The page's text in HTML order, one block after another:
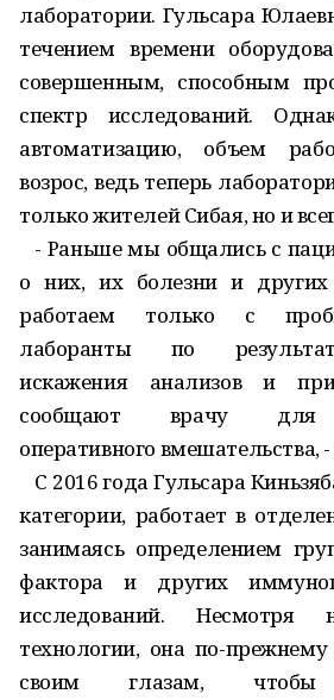
лаборатории. Гульсара
течением времени
совершенным, способным
спектр исследований.
автоматизацию, объем
возрос, ведь теперь
только жителей Сибая, но и
- Раньше мы общались с
о них, их болезни и других
работаем только с
лаборанты по
искажения анализов и
сообщают врачу для
оперативного вмешательства,
С 2016 года Гульсара
категории, работает в
занимаясь определением
фактора и других
исследований. Несмотря
технологии, она по-
своим глазам, чтобы